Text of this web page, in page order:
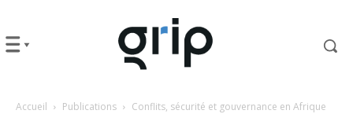
Accueil Publications Conflits, sécurité et gouvernance en Afrique